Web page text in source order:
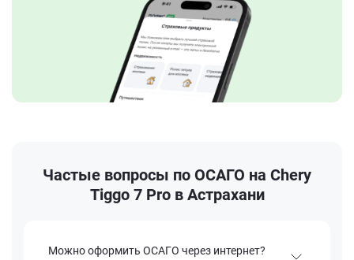
Частые вопросы по ОСАГО на Chery
Tiggo 7 Pro в Астрахани
Можно оформить ОСАГО через интернет?